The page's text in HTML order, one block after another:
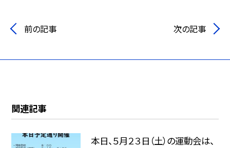
前の記事 次の記事
関連記事
本日、５月２３日（土）の運動会は、